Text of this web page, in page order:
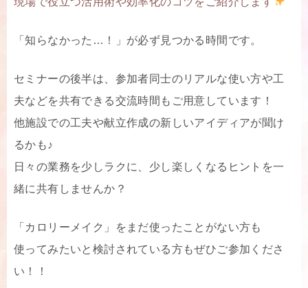
「知らなかった…！」が必ず見つかる時間です。
セミナーの後半は、参加者同士のリアルな使い方や工
夫などを共有できる交流時間もご用意しています！
他施設での工夫や献立作成の新しいアイディアが聞け
るかも♪
日々の業務を少しラクに、少し楽しくなるヒントを一
緒に共有しませんか？
「カロリーメイク」をまだ使ったことがない方も
使ってみたいと検討されている方もぜひご参加くださ
い！！